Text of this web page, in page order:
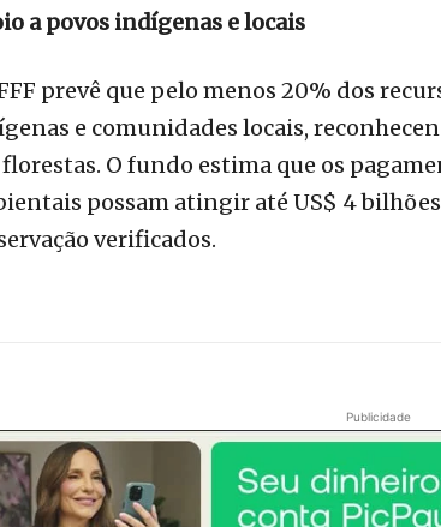
a povos indígenas e locais
prevê que pelo menos 20% dos
e comunidades locais,
florestas. O fundo estima que os
possam atingir até US$ 4
verificados.
Publicidade